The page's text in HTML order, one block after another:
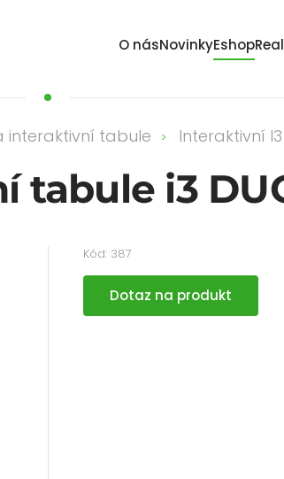
O násNovinkyEshop
interaktivní tabule Interaktivní
tabule i3
Kód: 387
Dotaz na produkt